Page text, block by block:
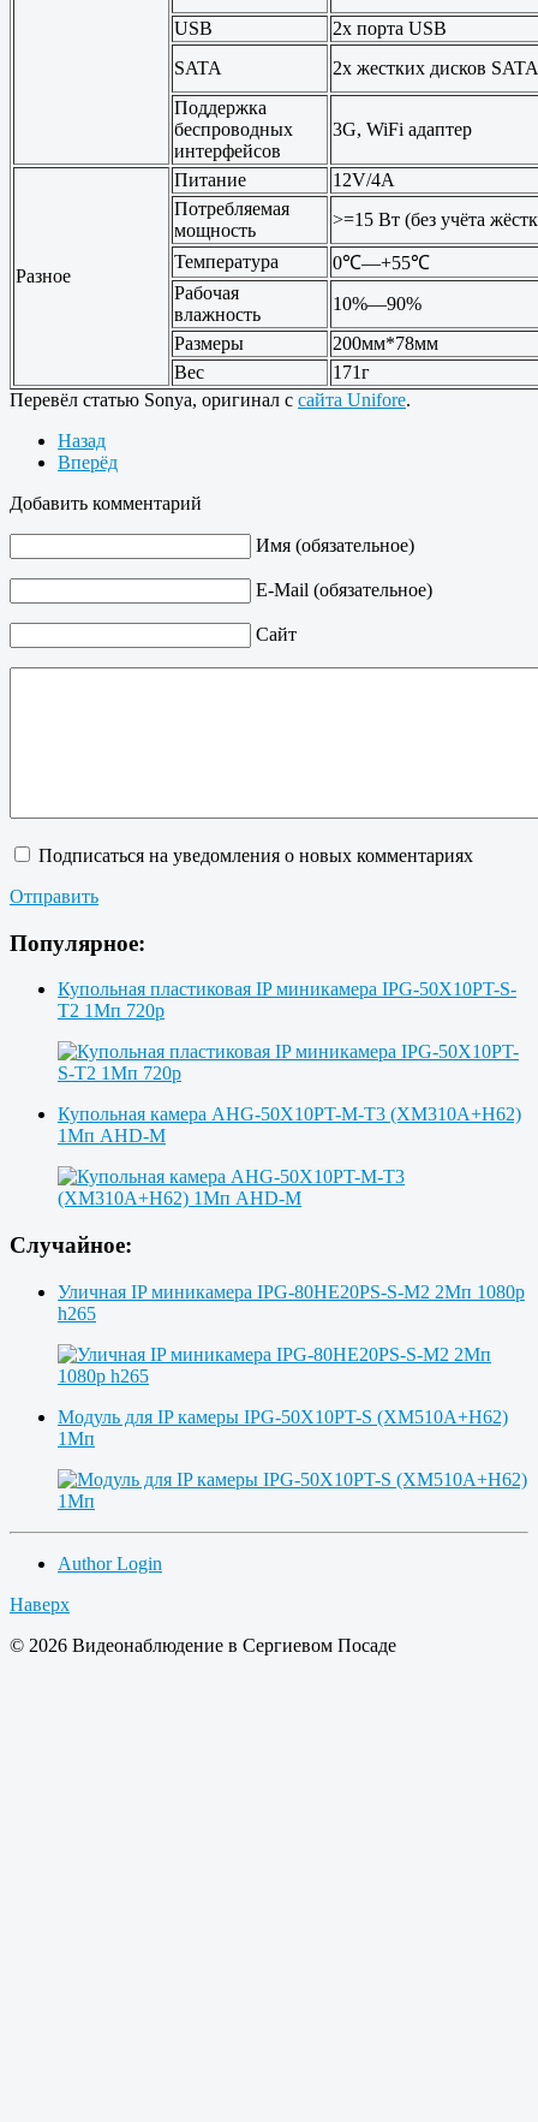
USB
2x порта USB
SATA
2x жестких дисков
Поддержка
беспроводных
интерфейсов
3G, WiFi адаптер
Разное
Питание
12V/4A
Потребляемая
мощность
>=15 Вт (без учёта
Температура
0℃—+55℃
Рабочая
влажность
10%—90%
Размеры
200мм*78мм
Вес
171г
Перевёл статью Sonya, оригинал с сайта Unifore.
Назад
Вперёд
Добавить комментарий
Имя (обязательное)
E-Mail (обязательное)
Сайт
Подписаться на уведомления о новых комментариях
Отправить
Популярное:
Купольная пластиковая IP миникамера IPG-50X10PT-S-
T2 1Мп 720p
Купольная камера AHG-50X10PT-M-T3 (XM310A+H62)
1Мп AHD-M
Случайное:
Уличная IP миникамера IPG-80HE20PS-S-M2 2Мп 1080p
h265
Модуль для IP камеры IPG-50X10PT-S (XM510A+H62)
1Мп
Author Login
Наверх
© 2026 Видеонаблюдение в Сергиевом Посаде